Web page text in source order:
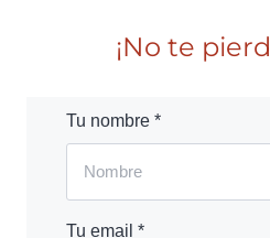
¡No te
Tu nombre *
Tu email *